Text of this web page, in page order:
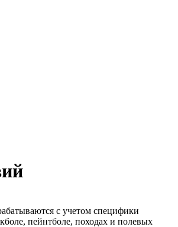
с учетом специфики
пейнтболе, походах и полевых